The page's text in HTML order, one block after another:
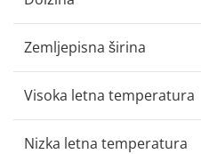
Zemljepisna širina
Visoka letna temperatura
Nizka letna temperatura